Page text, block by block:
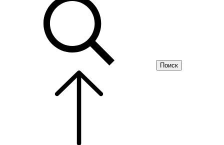
Поиск